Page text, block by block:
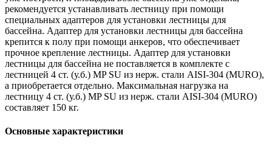
рекомендуется устанавливать лестницу при помощи
специальных адаптеров для установки лестницы для
бассейна. Адаптер для установки лестницы для бассейна
крепится к полу при помощи анкеров, что обеспечивает
прочное крепление лестницы. Адаптер для установки
лестницы для бассейна не поставляется в комплекте с
лестницей 4 ст. (у.б.) MP SU из нерж. стали AISI-304 (MURO),
а приобретается отдельно. Максимальная нагрузка на
лестницу 4 ст. (у.б.) MP SU из нерж. стали AISI-304 (MURO)
составляет 150 кг.
Основные характеристики